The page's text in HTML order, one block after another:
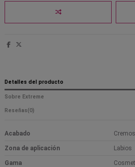
Detalles del producto
Sobre Extreme
Reseñas(0)
Acabado
Zona de aplicación Labios
Gama